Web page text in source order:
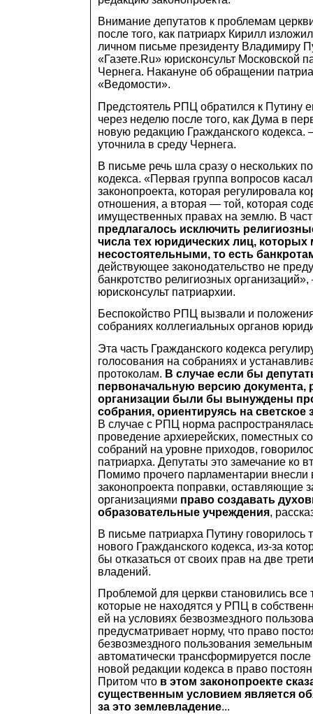
Внимание депутатов к проблемам
после того, как патриарх Кирилл
личном письме президенту Владимиру
«Газете.Ru» юрисконсульт Московской
Чернега. Накануне об обращении
«Ведомости».
Предстоятель РПЦ обратился к Путину
через неделю после того, как Дума в
новую редакцию Гражданского кодекса.
уточнила в среду Чернега.
В письме речь шла сразу о нескольких
кодекса. «Первая группа вопросов
законопроекта, которая регулировала
отношения, а вторая — той, которая
имущественных правах на землю. В
предлагалось исключить
числа тех юридических лиц, которых
несостоятельными, то есть
действующее законодательство не
банкротство религиозных
юрисконсульт патриархии.
Беспокойство РПЦ вызвали и
собраниях коллегиальных органов
Эта часть Гражданского кодекса
голосования на собраниях и
протоколам. В случае если бы
первоначальную версию документа,
организации были бы вынуждены
собрания, ориентируясь на светское
В случае с РПЦ норма
проведение архиерейских, поместных
собраний на уровне приходов,
патриарха. Депутаты это замечание ко
Помимо прочего парламентарии внесли
законопроекта поправки, оставляющие
организациями право создавать
образовательные учреждения,
В письме патриарха Путину говорилось
нового Гражданского кодекса, из-за
бы отказаться от своих прав на две
владений.
Проблемой для церкви становились все
которые не находятся у РПЦ в
ей на условиях безвозмездного
предусматривает норму, что право
безвозмездного пользования
автоматически трансформируется
новой редакции кодекса в право
Притом что в этом законопроекте
существенным условием является
за это землевладение...